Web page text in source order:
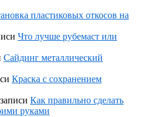
пластиковых откосов на
Что лучше рубемаст или
Сайдинг металлический
Краска с сохранением
Как правильно сделать
руками